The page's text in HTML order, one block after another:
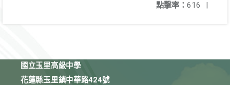
點擊率： 616 |
國立玉里高級中學
花蓮縣玉里鎮中華路424號